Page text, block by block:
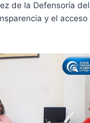
de la Defensoría
y el acceso